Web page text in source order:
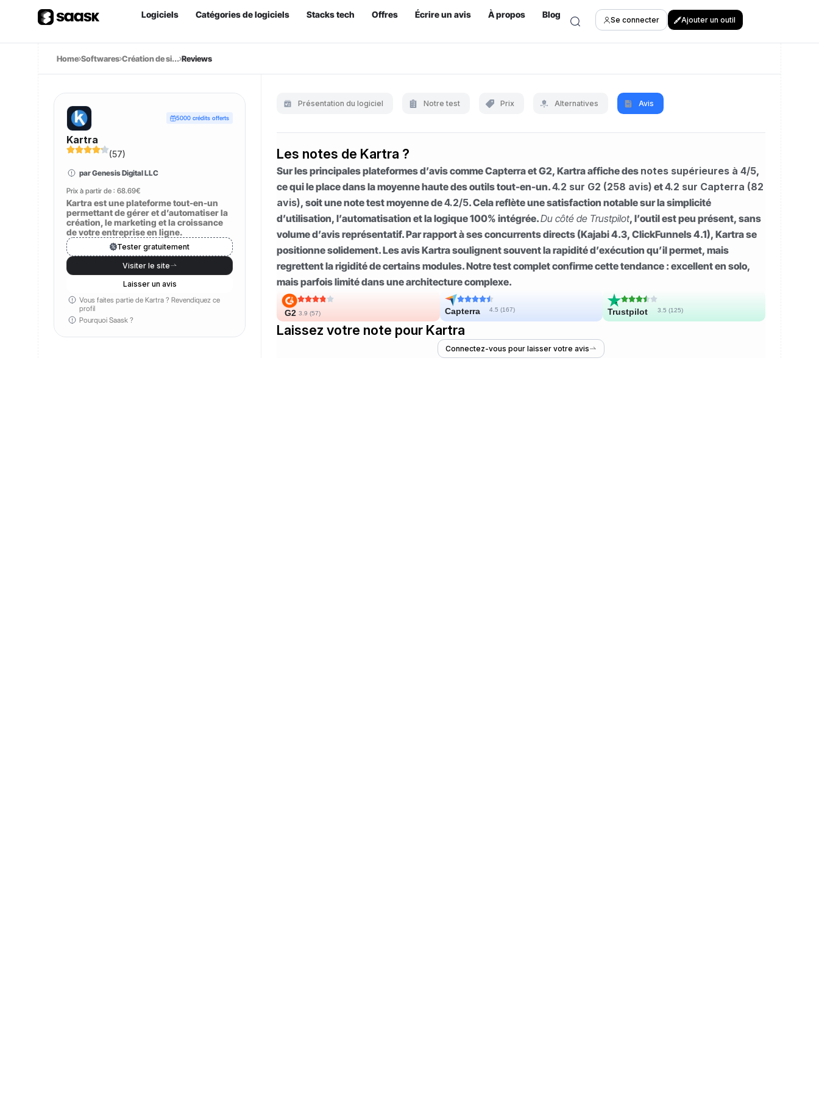
Logiciels Catégories de logiciels Stacks tech Offres Écrire un avis À propos Blog
Se connecter Ajouter un outil
Home Softwares Création de si... Reviews
5000 crédits offerts
Kartra
(57)
par Genesis Digital LLC
Prix à partir de : 68.69€
Kartra est une plateforme tout-en-un
permettant de gérer et d’automatiser la
création, le marketing et la croissance
de votre entreprise en ligne.
Tester gratuitement
Visiter le site
Laisser un avis
Vous faites partie de Kartra ?Revendiquez ce
profil
Pourquoi Saask ?
Présentation du logiciel Notre test Prix Alternatives Avis
Les notes de Kartra ?
Sur les principales plateformes d’avis comme Capterra et G2, Kartra affiche des notes supérieures à 4/5,
ce qui le place dans la moyenne haute des outils tout-en-un.4.2 sur G2 (258 avis) et4.2 sur Capterra (82
avis), soit une note test moyenne de4.2/5. Cela reflète une satisfaction notable sur la simplicité
d’utilisation, l’automatisation et la logique 100% intégrée.Du côté de Trustpilot, l’outil est peu présent, sans
volume d’avis représentatif. Par rapport à ses concurrents directs (Kajabi 4.3, ClickFunnels 4.1), Kartra se
positionne solidement. Les avis Kartra soulignent souvent la rapidité d’exécution qu’il permet, mais
regrettent la rigidité de certains modules. Notre test complet confirme cette tendance : excellent en solo,
mais parfois limité dans une architecture complexe.
G2 3.9 (57) Capterra 4.5 (167) Trustpilot 3.5 (125)
Laissez votre note pour Kartra
Connectez-vous pour laisser votre avis